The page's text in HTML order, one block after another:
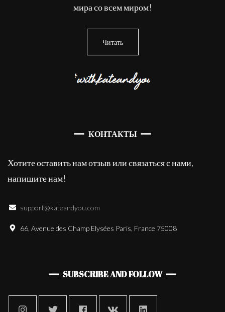
мира со всем миром!
Читать
КОНТАКТЫ
Хотите оставить нам отзыв или связаться с нами,
напишите нам!
support@kateandyou.com
66, Avenue des Champ Elysées Paris, France 75008
SUBSCRIBE AND FOLLOW